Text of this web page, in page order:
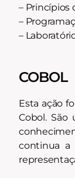
– Princípios
–
–
COBOL
Esta ação
Cobol. São
continua a